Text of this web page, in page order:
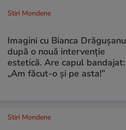
Stiri Mondene
Imagini cu Bianca Drăgușanu
după o nouă intervenție
estetică. Are capul bandajat:
„Am făcut-o și pe asta!”
Stiri Mondene